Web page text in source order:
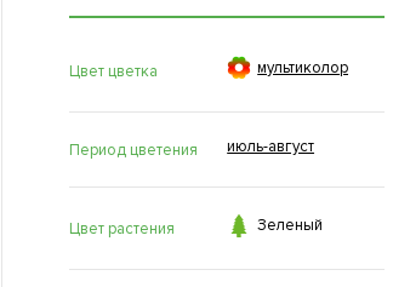
Цвет цветка  мультиколор
Период цветения июль-август
Цвет растения  Зеленый